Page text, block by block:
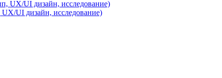
UI дизайн, исследование)